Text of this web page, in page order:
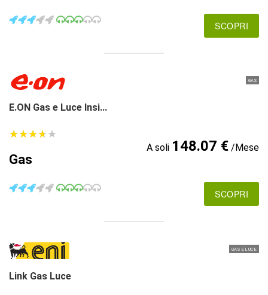
SCOPRI
GAS
E.ON Gas e Luce Insi...
★★★★★
★★★★★
Gas
A soli 148.07 €/Mese
SCOPRI
GAS E LUCE
Link Gas Luce